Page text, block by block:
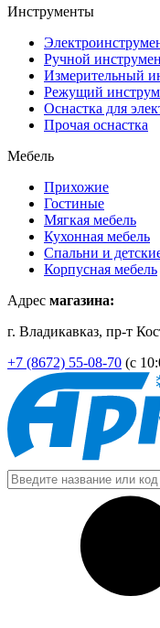
Инструменты
Ручной
Измерительный
Режущий
Оснастка для
Прочая оснастка
Мебель
Прихожие
Гостиные
Мягкая мебель
Кухонная мебель
Спальни и
Корпусная мебель
Адрес магазина:
г. Владикавказ, пр-т
+7 (8672) 55-08-70 (с